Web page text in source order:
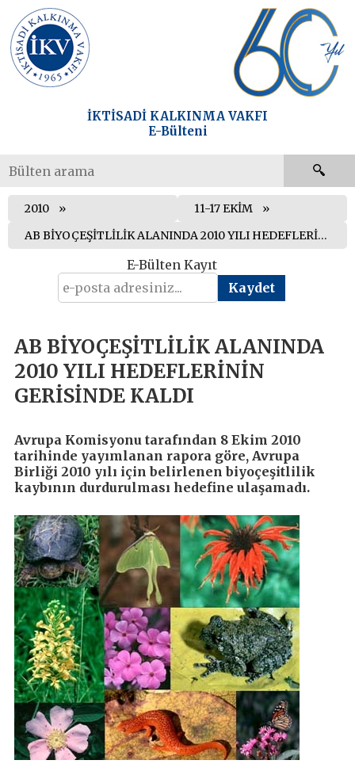
İKTİSADİ KALKINMA VAKFI
E-Bülteni
2010
11-17 EKİM
AB BİYOÇEŞİTLİLİK ALANINDA 2010 YILI HEDEFLERİNİN GERİSİNDE KALDI
E-Bülten Kayıt
AB BİYOÇEŞİTLİLİK ALANINDA
2010 YILI HEDEFLERİNİN
GERİSİNDE KALDI
Avrupa Komisyonu tarafından 8 Ekim 2010
tarihinde yayımlanan rapora göre, Avrupa
Birliği 2010 yılı için belirlenen biyoçeşitlilik
kaybının durdurulması hedefine ulaşamadı.